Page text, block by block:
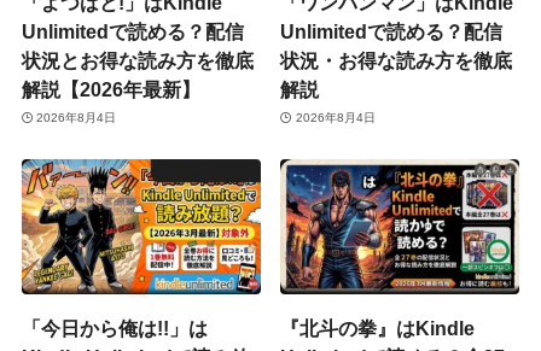
Unlimitedで読める？配信
状況とお得な読み方を徹底
解説【2026年最新】
2026年8月4日
Unlimitedで読める？配信
状況・お得な読み方を徹底
解説
2026年8月4日
「今日から俺は!!」は
『北斗の拳』はKindle